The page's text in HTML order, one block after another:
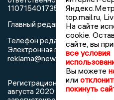
1107154017354)
Главный редактор: Мазов С. А.
Телефон редакции:8 (4922)
Электронная почта редакции:
reklama@newsvladimir.ru
Регистрационный номер:
августа 2020 г. согласно
top.mail.ru,
На сайте
cookie.
сайте, вы
все условия
Вы можете
или
покинуть